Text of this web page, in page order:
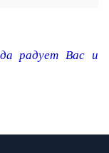
радует Вас и